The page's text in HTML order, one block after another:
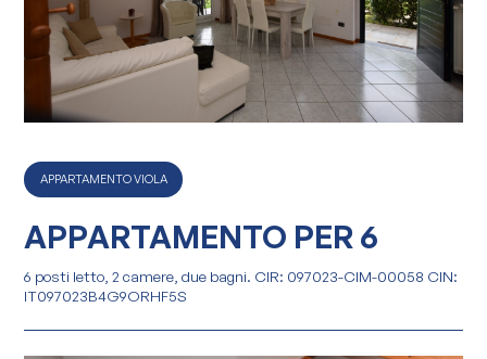
APPARTAMENTO VIOLA
APPARTAMENTO PER 6
6 posti letto, 2 camere, due bagni. CIR: 097023-CIM-00058 CIN:
IT097023B4G9ORHF5S